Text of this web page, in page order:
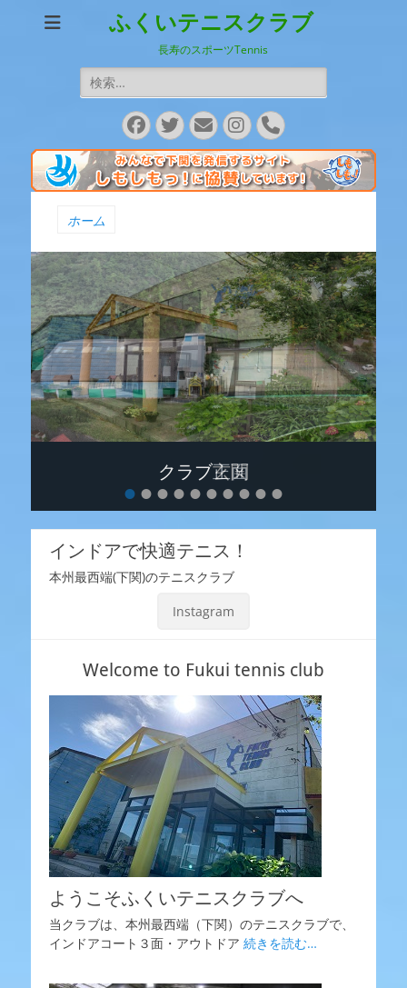
ふくいテニスクラブ
長寿のスポーツTennis
検
索:
Facebook
Twitter
メ
ー
ル
Instagram
電
話
ホーム
••••••••••
クラブ正面
稿
日:
By
FukuiTennisClub
クラブ玄関
稿
日:
By
FukuiTennisClub
インドアで快適テニス！
本州最西端(下関)のテニスクラブ
Instagram
Welcome to Fukui tennis club
ようこそふくいテニスクラブへ
当クラブは、本州最西端（下関）のテニスクラブで、
インドアコート３面・アウトドア 続きを読む…